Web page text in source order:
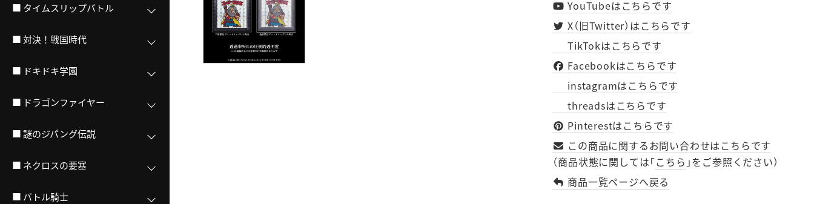
YouTubeはこちらです
X（旧Twitter）はこちらです
TikTokはこちらです
Facebookはこちらです
instagramはこちらです
threadsはこちらです
Pinterestはこちらです
この商品に関するお問い合わせはこちらです
（商品状態に関しては「こちら 」をご参照ください）
商品一覧ページへ戻る
■ タイムスリップバトル
■ 対決！戦国時代
■ ドキドキ学園
■ ドラゴンファイヤー
■ 謎のジパング伝説
■ ネクロスの要塞
■ バトル騎士